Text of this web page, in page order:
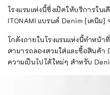
โรงแรมแห่งนี้ซึ่งเปิดให้บริการใ
ITONAMI แบรนด์ Denim [เดนิม]
โกดังภายในโรงแรมแห่งนี้ทำหน้า
สามารถลองสวมใส่และซื้อสินค้า
ความเป็นไปได้ใหม่ๆ สำหรับ